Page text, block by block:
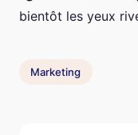
bientôt les yeux
Marketing